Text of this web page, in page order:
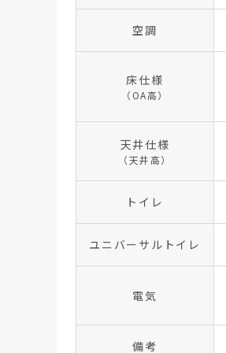
空調
床仕様
（OA高）
天井仕様
（天井高）
トイレ
ユニバーサルトイレ
電気
備考